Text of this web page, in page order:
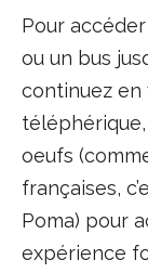
Pour
ou un bus
continuez en
oeufs
françaises,
Poma) pour
expérience